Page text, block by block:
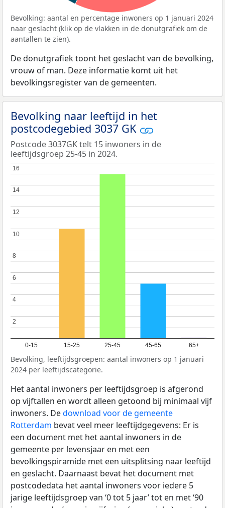
Bevolking: aantal en percentage inwoners op 1 januari 2024
naar geslacht (klik op de vlakken in de donutgrafiek om de
aantallen te zien).
De donutgrafiek toont het geslacht van de bevolking,
vrouw of man. Deze informatie komt uit het
bevolkingsregister van de gemeenten.
Bevolking naar leeftijd in het
postcodegebied 3037 GK
Postcode 3037GK telt 15 inwoners in de
leeftijdsgroep 25-45 in 2024.
0-15 15-25 25-45 45-65 65+
2
2
4
4
6
6
8
8
10
10
12
12
14
14
16
16
Bevolking, leeftijdsgroepen: aantal inwoners op 1 januari
2024 per leeftijdscategorie.
Het aantal inwoners per leeftijdsgroep is afgerond
op vijftallen en wordt alleen getoond bij minimaal vijf
inwoners. Dedownload voor de gemeente
Rotterdam bevat veel meer leeftijdgegevens: Er is
een document met het aantal inwoners in de
gemeente per levensjaar en met een
bevolkingspiramide met een uitsplitsing naar leeftijd
en geslacht. Daarnaast bevat het document met
postcodedata het aantal inwoners voor iedere 5
jarige leeftijdsgroep van ‘0 tot 5 jaar’ tot en met ‘90